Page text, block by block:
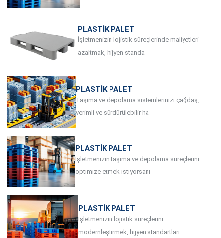
PLASTIK PALET
İşletmenizin lojistik süreçlerinde maliyetleri
azaltmak, hijyen standa
PLASTIK PALET
Taşıma ve depolama sistemlerinizi çağdaş,
verimli ve sürdürülebilir ha
PLASTIK PALET
İşletmenizin taşıma ve depolama süreçlerini
optimize etmek istiyorsanı
PLASTIK PALET
İşletmenizin lojistik süreçlerini
modernleştirmek, hijyen standartları